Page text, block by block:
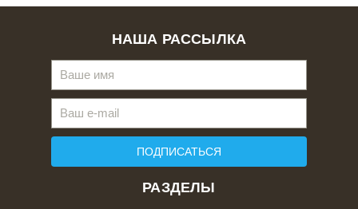
РАЗДЕЛЫ
НАША РАССЫЛКА
ПОДПИСАТЬСЯ